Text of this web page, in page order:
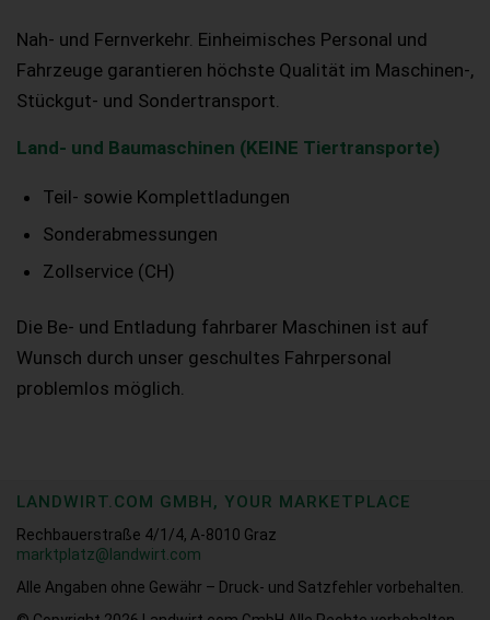
Nah- und Fernverkehr. Einheimisches Personal und
Fahrzeuge garantieren höchste Qualität im Maschinen-,
Stückgut- und Sondertransport.
Land- und Baumaschinen (KEINE Tiertransporte)
Teil- sowie Komplettladungen
Sonderabmessungen
Zollservice (CH)
Die Be- und Entladung fahrbarer Maschinen ist auf
Wunsch durch unser geschultes Fahrpersonal
problemlos möglich.
LANDWIRT.COM GMBH, YOUR MARKETPLACE
Rechbauerstraße 4/1/4, A-8010 Graz
marktplatz@landwirt.com
Alle Angaben ohne Gewähr – Druck- und Satzfehler vorbehalten.